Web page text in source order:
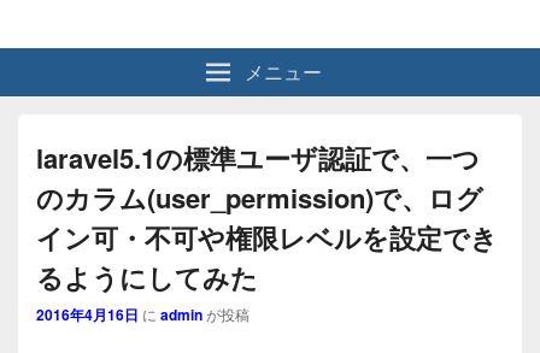
メニュー
laravel5.1の標準ユーザ認証で、一つ
のカラム(user_permission)で、ログ
イン可・不可や権限レベルを設定でき
るようにしてみた
2016年4月16日 に adminが投稿